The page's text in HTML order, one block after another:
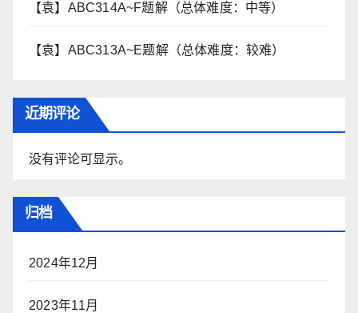
【袁】ABC314A~F题解（总体难度：中等）
【袁】ABC313A~E题解（总体难度：较难）
近期评论
没有评论可显示。
归档
2024年12月
2023年11月